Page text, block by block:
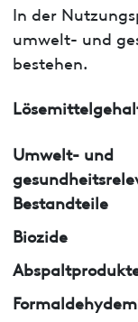
In der
umwelt- und
bestehen.
Umwelt- und
Bestandteile
Biozide